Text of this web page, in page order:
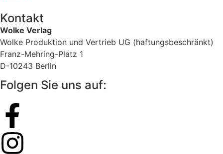
Kontakt
Wolke Verlag
Wolke Produktion und Vertrieb UG (haftungsbeschränkt)
Franz-Mehring-Platz 1
D-10243 Berlin
Folgen Sie uns auf: